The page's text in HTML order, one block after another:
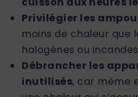
Privilégier les
moins de chaleur que
halogènes ou
Débrancher les
inutilisés, car même